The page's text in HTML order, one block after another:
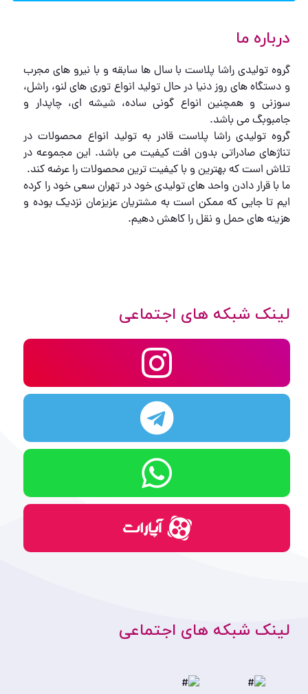
درباره ما
گروه تولیدی راشا پلاست با سال ها سابقه و با نیرو های مجرب
و دستگاه های روز دنیا در حال تولید انواع توری های لنو، راشل،
سوزنی و همچنین انواع گونی ساده، شیشه ای، چاپدار و
جامبوبگ می باشد.
گروه تولیدی راشا پلاست قادر به تولید انواع محصولات در
تناژهای صادراتی بدون افت کیفیت می باشد. این مجموعه در
تلاش است که بهترین و با کیفیت ترین محصولات را عرضه کند.
ما با قرار دادن واحد های تولیدی خود در تهران سعی خود را کرده
ایم تا جایی که ممکن است به مشتریان عزیزمان نزدیک بوده و
هزینه های حمل و نقل را کاهش دهیم.
لینک شبکه های اجتماعی
لینک شبکه های اجتماعی